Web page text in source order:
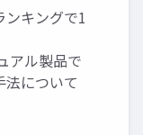
キングで1
アル製品で
について